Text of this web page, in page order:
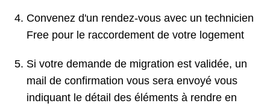
Convenez d'un rendez-vous avec un technicien
Free pour le raccordement de votre logement
Si votre demande de migration est validée, un
mail de confirmation vous sera envoyé vous
indiquant le détail des éléments à rendre en